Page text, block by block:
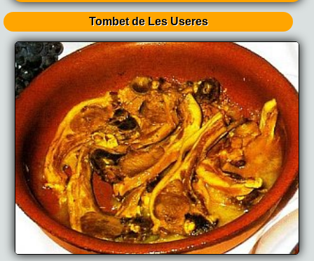
Tombet de Les Useres